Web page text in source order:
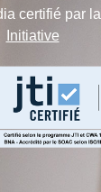
certifié par la
Initiative